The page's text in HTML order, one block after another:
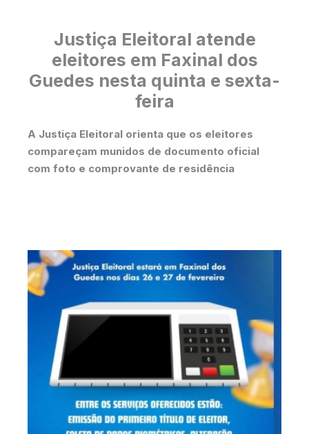
Justiça Eleitoral atende
eleitores em Faxinal dos
Guedes nesta quinta e sexta-
feira
A Justiça Eleitoral orienta que os eleitores
compareçam munidos de documento oficial
com foto e comprovante de residência